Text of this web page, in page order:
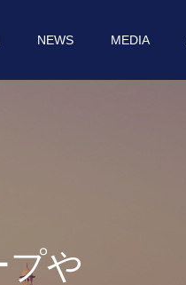
NEWS MEDIA
プ や